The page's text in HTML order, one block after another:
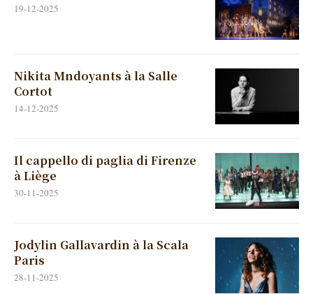
19-12-2025
Nikita Mndoyants à la Salle
Cortot
14-12-2025
Il cappello di paglia di Firenze
à Liège
30-11-2025
Jodylin Gallavardin à la Scala
Paris
28-11-2025